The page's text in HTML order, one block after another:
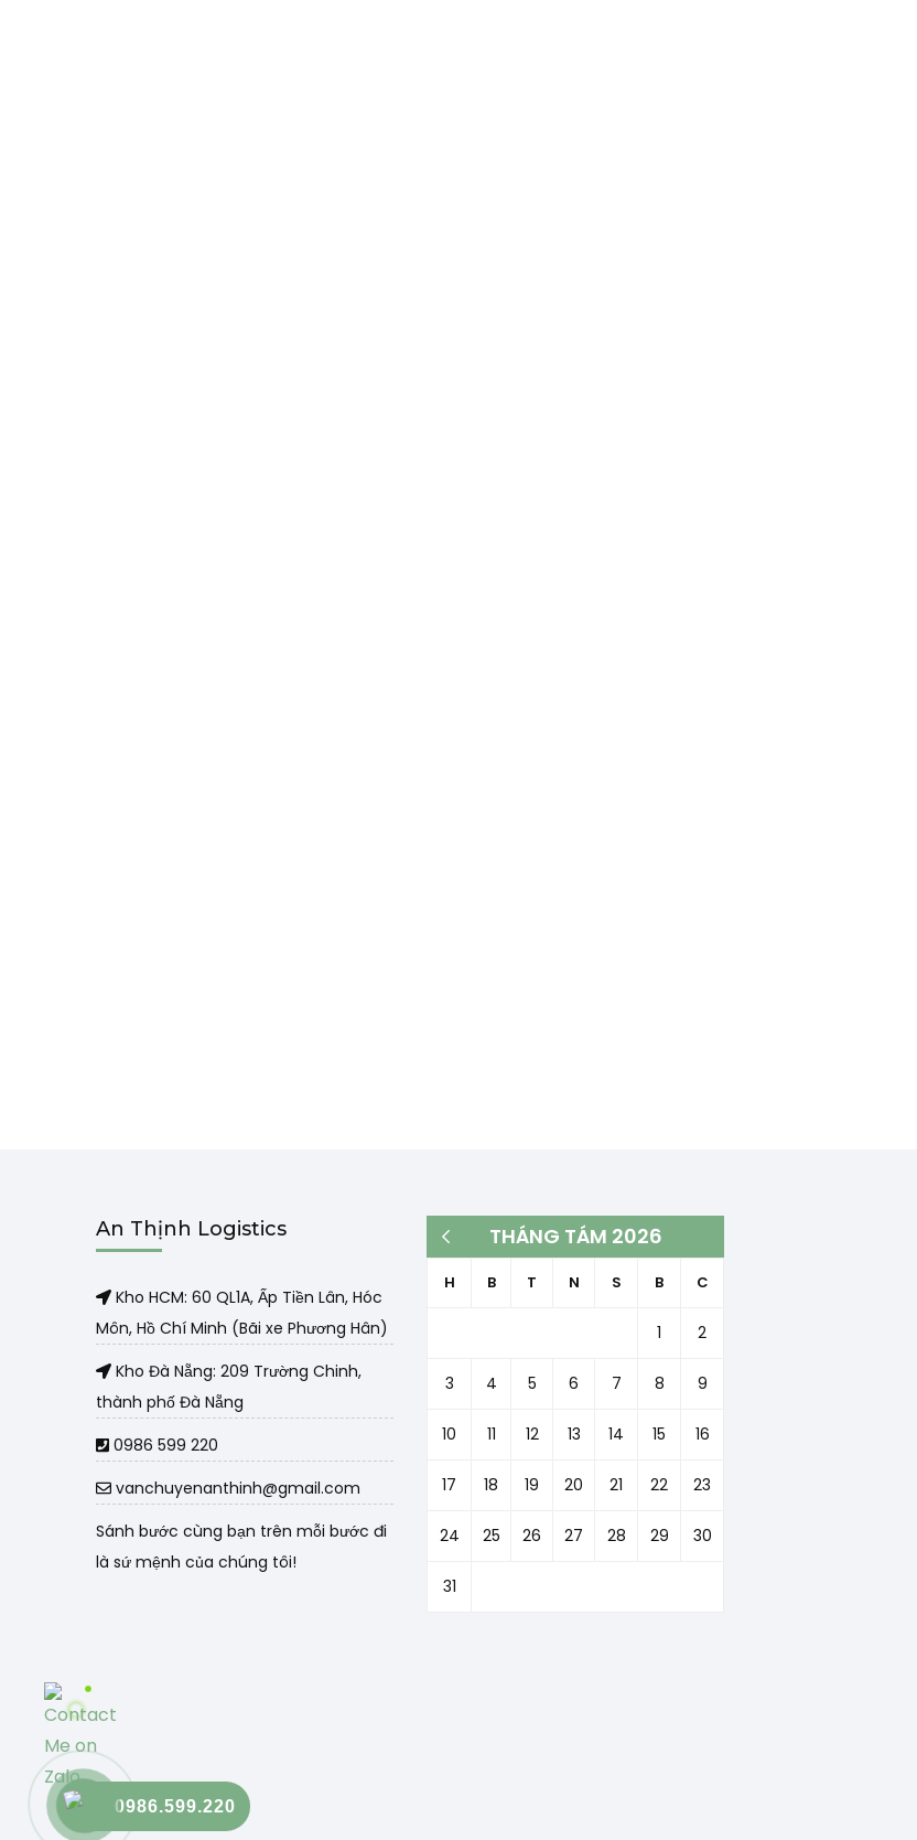
An Thịnh Logistics
Kho HCM: 60 QL1A, Ấp Tiền Lân, Hóc
Môn, Hồ Chí Minh (Bãi xe Phương Hân)
Kho Đà Nẵng: 209 Trường Chinh,
thành phố Đà Nẵng
0986 599 220
vanchuyenanthinh@gmail.com
Sánh bước cùng bạn trên mỗi bước đi
là sứ mệnh của chúng tôi!
THÁNG TÁM 2026
H B T N S B C
1 2
3 4 5 6 7 8 9
10 11 12 13 14 15 16
17 18 19 20 21 22 23
24 25 26 27 28 29 30
31
« Th3
0986.599.220